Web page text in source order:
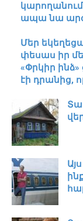
ապա նա
Մեր
փեսաս իր
«Փրկիր
էի դրանից,